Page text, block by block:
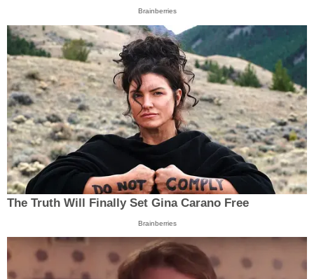
Brainberries
The Truth Will Finally Set Gina Carano Free
Brainberries